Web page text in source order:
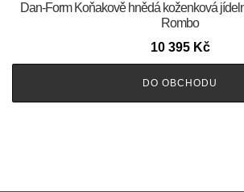
​​​​​Dan-Form Koňakově hnědá koženková
Rombo
10 395 Kč
DO OBCHODU